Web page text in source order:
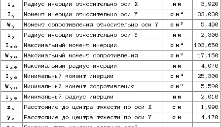
i x Радиус инерции относительно оси X мм
3,920
I y Момент инерции относительно оси Y см 4
33,030
W y Момент сопротивления относительно оси Y см 3
5,490
i y Радиус инерции относительно оси Y мм
2,300
I x0 Максимальный момент инерции см 4
103,650
W x0 Максимальный момент сопротивления см 3
17,150
i x0 Максимальный радиус инерции мм
4,070
I y0 Минимальный момент инерции см 4
25,300
W y0 Минимальный момент сопротивления см 3
5,590
i y0 Минимальный радиус инерции мм
2,010
x o Расстояние до центра тяжести по оси X см
1,990
y o Расстояние до центра тяжести по оси Y см
4,170